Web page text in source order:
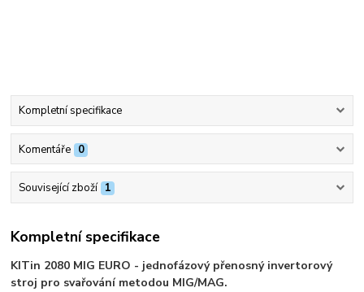
Kompletní specifikace
Komentáře 0
Související zboží 1
Kompletní specifikace
KITin 2080 MIG EURO - jednofázový přenosný invertorový
stroj pro svařování metodou MIG/MAG.